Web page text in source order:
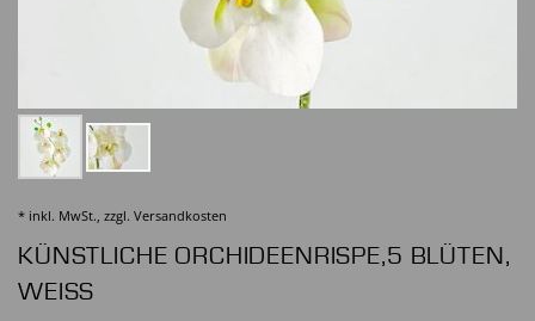
* inkl. MwSt., zzgl. Versandkosten
KÜNSTLICHE ORCHIDEENRISPE,5 BLÜTEN,
WEISS